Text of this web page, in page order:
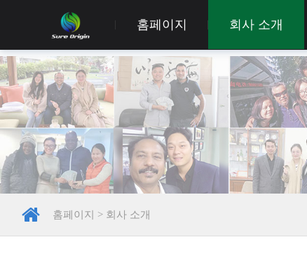
홈페이지 회사 소개
홈페이지 > 회사 소개